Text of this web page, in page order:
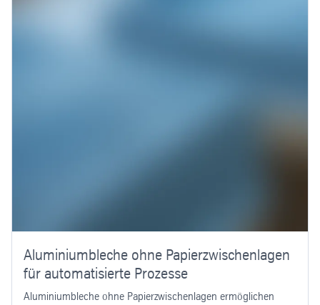
Aluminiumbleche ohne Papierzwischenlagen
für automatisierte Prozesse
Aluminiumbleche ohne Papierzwischenlagen ermöglichen